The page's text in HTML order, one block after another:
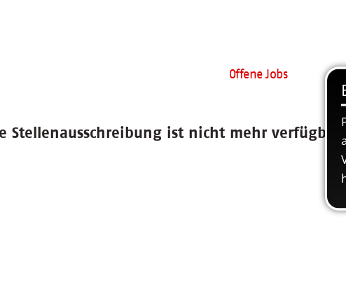
Offene Jobs
Stellenausschreibung ist nicht mehr verfügbar.